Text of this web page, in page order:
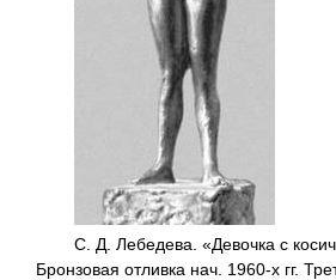
С. Д. Лебедева. «Девочка с
Бронзовая отливка нач. 1960-х гг.